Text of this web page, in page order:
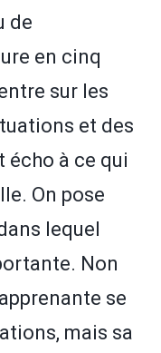
de
en cinq
sur les
et des
à ce qui
On pose
lequel
Non
se
mais sa